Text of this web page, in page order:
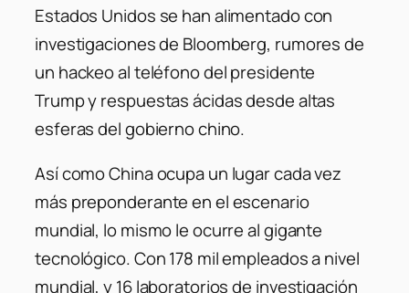
Estados Unidos se han alimentado con
investigaciones de Bloomberg, rumores de
un hackeo al teléfono del presidente
Trump y respuestas ácidas desde altas
esferas del gobierno chino.
Así como China ocupa un lugar cada vez
más preponderante en el escenario
mundial, lo mismo le ocurre al gigante
tecnológico. Con 178 mil empleados a nivel
mundial, y 16 laboratorios de investigación